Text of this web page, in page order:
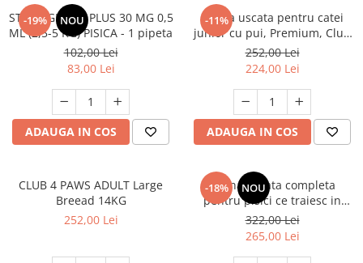
-19% NOU
STRONGHOLD PLUS 30 MG 0,5
ML (2,5-5 KG) PISICA - 1 pipeta
102,00 Lei
83,00 Lei
ADAUGA IN COS
-11%
Hrana uscata pentru catei
junior cu pui, Premium, Club
4 Paws, 14 kg
252,00 Lei
224,00 Lei
ADAUGA IN COS
CLUB 4 PAWS ADULT Large
Breead 14KG
252,00 Lei
-18% NOU
Hrana uscata completa
pentru pisici ce traiesc in
casa, Club 4 Paws Premium
Indoor, 14kg
322,00 Lei
265,00 Lei